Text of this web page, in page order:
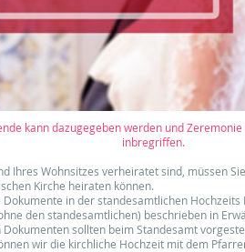
kann dazugegeben werden und
inbregriffen.
Ihres Wohnsitzes verheiratet sind, müssen
Kirche heiraten können.
Dokumente in der standesamtlichen Hochzeits
den standesamtlichen) beschrieben in
sollten beim Standesamt
wir die kirchliche Hochzeit mit dem